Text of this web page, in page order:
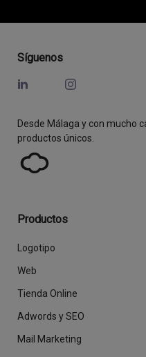
Síguenos
Desde Málaga y con mucho
productos únicos.
Productos
Logotipo
Web
Tienda Online
Adwords y SEO
Mail Marketing